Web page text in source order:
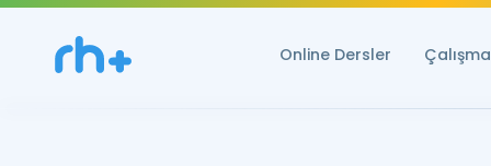
Online Dersler